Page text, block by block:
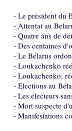
- Le président du
- Attentat au
- Quatre ans de
- Des centaines
- Le Bélarus
- Loukachenko
- Loukachenko,
- Elections au
- Les électeurs
- Mort suspecte
- Manifestations